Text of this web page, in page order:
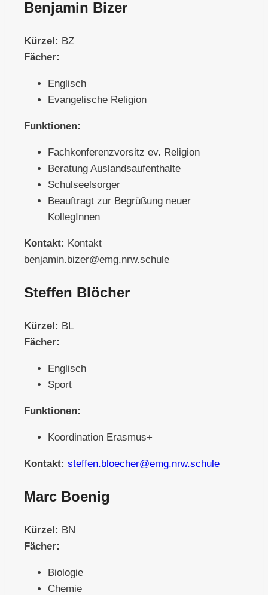
Benjamin Bizer
Kürzel: BZ
Fächer:
Englisch
Evangelische Religion
Funktionen:
Fachkonferenzvorsitz ev. Religion
Beratung Auslandsaufenthalte
Schulseelsorger
Beauftragt zur Begrüßung neuer
KollegInnen
Kontakt: Kontakt
benjamin.bizer@emg.nrw.schule
Steffen Blöcher
Kürzel: BL
Fächer:
Englisch
Sport
Funktionen:
Koordination Erasmus+
Kontakt: steffen.bloecher@emg.nrw.schule
Marc Boenig
Kürzel: BN
Fächer:
Biologie
Chemie